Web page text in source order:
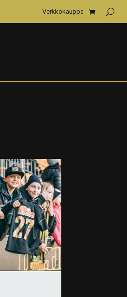
Verkkokauppa